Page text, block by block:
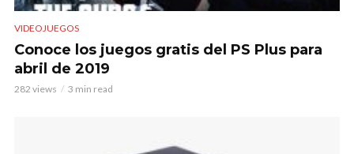
VIDEOJUEGOS
Conoce los juegos gratis del PS Plus para
abril de 2019
282 views 3 min read